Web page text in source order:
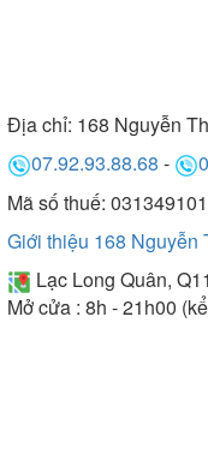
Địa chỉ: 168 Nguyễn
07.92.93.88.68 -
Mã số thuế:
Giới thiệu 168
Lạc Long Quân,
Mở cửa : 8h - 21h00